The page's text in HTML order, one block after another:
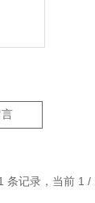
条记录，当前 1